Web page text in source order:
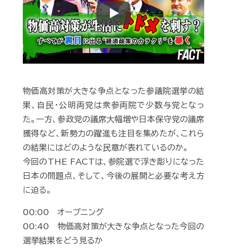
Play
物価高対策が大きな争点となった参議院選挙の結
果、自民・公明両党は衆参両院で少数与党となっ
た。一方、参政党の議席大幅増や日本保守党の議席
獲得など、新勢力の躍進も注目を集めたが、これら
の結果にはどのような民意が表れているのか。
今回のTHE FACTは、参院選で浮き彫りになった
日本の問題点、そして、今後の展開と必要な考え方
に迫る。
00:00 オープニング
00:40 物価高対策が大きな争点となった今回の
選挙結果をどう見るか